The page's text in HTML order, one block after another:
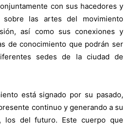
con sus hacedores y
las artes del movimiento
así como sus conexiones y
de conocimiento que podrán ser
sedes de la ciudad de
está signado por su pasado,
continuo y generando a su
los del futuro. Este cuerpo que